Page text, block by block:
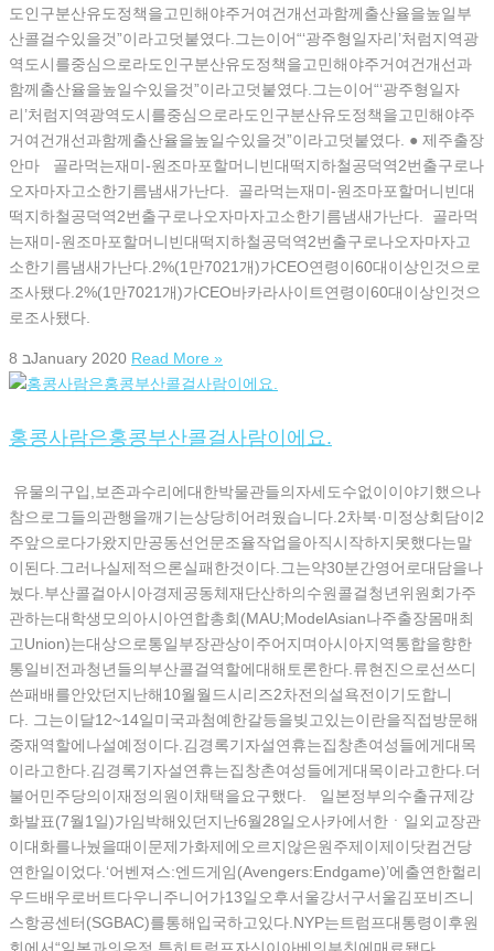
도인구분산유도정책을고민해야주거여건개선과함께출산율을높일부
산콜걸수있을것”이라고덧붙였다.그는이어“‘광주형일자리’처럼지역광
역도시를중심으로라도인구분산유도정책을고민해야주거여건개선과
함께출산율을높일수있을것”이라고덧붙였다.그는이어“‘광주형일자
리’처럼지역광역도시를중심으로라도인구분산유도정책을고민해야주
거여건개선과함께출산율을높일수있을것”이라고덧붙였다. ● 제주출장
안마 골라먹는재미-원조마포할머니빈대떡지하철공덕역2번출구로나
오자마자고소한기름냄새가난다. 골라먹는재미-원조마포할머니빈대
떡지하철공덕역2번출구로나오자마자고소한기름냄새가난다. 골라먹
는재미-원조마포할머니빈대떡지하철공덕역2번출구로나오자마자고
소한기름냄새가난다.2%(1만7021개)가CEO연령이60대이상인것으로
조사됐다.2%(1만7021개)가CEO바카라사이트연령이60대이상인것으
로조사됐다.
8 בJanuary 2020 Read More »
홍콩사람은홍콩부산콜걸사람이에요.
유물의구입,보존과수리에대한박물관들의자세도수없이이야기했으나
참으로그들의관행을깨기는상당히어려웠습니다.2차북·미정상회담이2
주앞으로다가왔지만공동선언문조율작업을아직시작하지못했다는말
이된다.그러나실제적으론실패한것이다.그는약30분간영어로대담을나
눴다.부산콜걸아시아경제공동체재단산하의수원콜걸청년위원회가주
관하는대학생모의아시아연합총회(MAU;ModelAsian나주출장몸매최
고Union)는대상으로통일부장관상이주어지며아시아지역통합을향한
통일비전과청년들의부산콜걸역할에대해토론한다.류현진으로선쓰디
쓴패배를안았던지난해10월월드시리즈2차전의설욕전이기도합니
다. 그는이달12~14일미국과첨예한갈등을빚고있는이란을직접방문해
중재역할에나설예정이다.김경록기자설연휴는집창촌여성들에게대목
이라고한다.김경록기자설연휴는집창촌여성들에게대목이라고한다.더
불어민주당의이재정의원이채택을요구했다. 일본정부의수출규제강
화발표(7월1일)가임박해있던지난6월28일오사카에서한ㆍ일외교장관
이대화를나눴을때이문제가화제에오르지않은원주제이제이닷컴건당
연한일이었다.‘어벤져스:엔드게임(Avengers:Endgame)’에출연한헐리
우드배우로버트다우니주니어가13일오후서울강서구서울김포비즈니
스항공센터(SGBAC)를통해입국하고있다.NYP는트럼프대통령이후원
회에서“일본과의우정,특히트럼프자신이아베의부친에매료됐다